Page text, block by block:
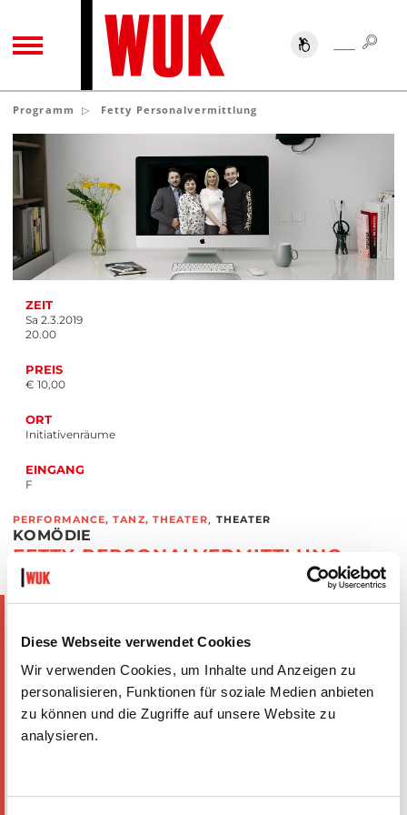
Diese Webseite verwendet Cookies
Wir verwenden Cookies, um Inhalte und Anzeigen zu
personalisieren, Funktionen für soziale Medien anbieten
zu können und die Zugriffe auf unsere Website zu
analysieren.
TOGGLE NAVIGATION SUCHE
Programm Fetty Personalvermittlung
ZEIT
Sa 2.3.2019
20.00
PREIS
€ 10,00
ORT
Initiativenräume
EINGANG
F
PERFORMANCE, TANZ, THEATER, THEATER
KOMÖDIE
FETTY PERSONALVERMITTLUNG
THEATERGRUPPE GASTARBEITER
Der junge Migrant Ljubinko ist auf der Suche nach einem Job.
Job vermittelt. Das Stück beleuchtet auf lustige Weise, mit
welchen Schwierigkeiten er sich dabei auseinandersetzen
muss. Ein Stück über den heutigen Arbeitsmarkt und aktuelle
gesellschaftliche Themen, die uns alle betreffen.
Mit: Sladjan Mandic als Herr Fetty, Milinko Ametovic-
Beganovic als Ljubinko Maloumovic, Zorica Djudjic als
Reinigungskraft, Nada Stanojevic als Kurs-Trainerin